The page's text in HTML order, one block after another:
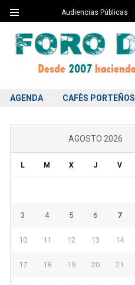
Audiencias Públicas
AGENDA CAFÈS PORTEÑOS
AGOSTO 2026
L M X J V
3 4 5 6 7
10 11 12 13 14
17 18 19 20 21